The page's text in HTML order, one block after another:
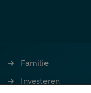
Familie
Investeren